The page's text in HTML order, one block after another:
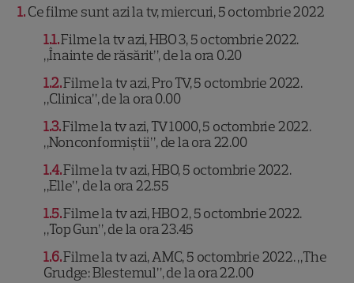
1 Ce filme sunt azi la tv, miercuri, 5 octombrie 2022
1.1Filme la tv azi, HBO 3, 5 octombrie 2022.
„Înainte de răsărit”, de la ora 0.20
1.2Filme la tv azi, Pro TV, 5 octombrie 2022.
„Clinica”, de la ora 0.00
1.3Filme la tv azi, TV 1000, 5 octombrie 2022.
„Nonconformiştii”, de la ora 22.00
1.4Filme la tv azi, HBO, 5 octombrie 2022.
„Elle”, de la ora 22.55
1.5Filme la tv azi, HBO 2, 5 octombrie 2022.
„Top Gun”, de la ora 23.45
1.6Filme la tv azi, AMC, 5 octombrie 2022. „The
Grudge: Blestemul”, de la ora 22.00